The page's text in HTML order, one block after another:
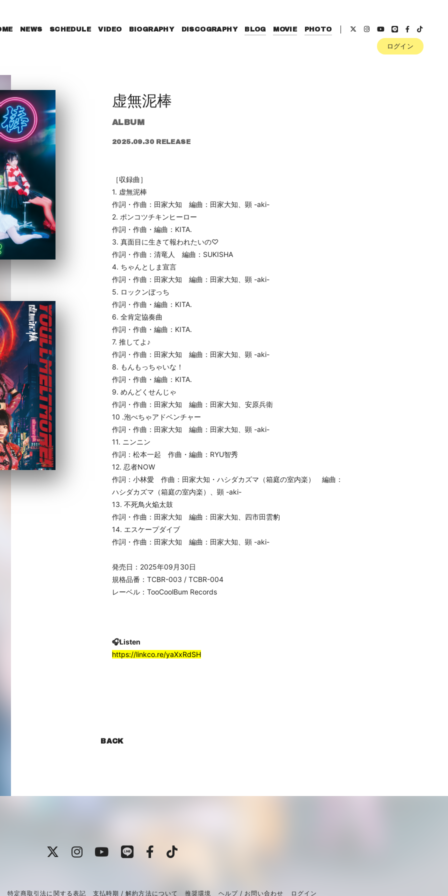
NEWS SCHEDULE VIDEO BIOGRAPHY DISCOGRAPHY BLOG MOVIE PHOTO
ログイン
虚無泥棒
ALBUM
2025.09.30 RELEASE
［収録曲］
1. 虚無泥棒
作詞・作曲：田家大知 編曲：田家大知、顕 -aki-
2. ポンコツチキンヒーロー
作詞・作曲・編曲：KITA.
3. 真面目に生きて報われたいの♡
作詞・作曲：清竜人 編曲：SUKISHA
4. ちゃんとしま宣言
作詞・作曲：田家大知 編曲：田家大知、顕 -aki-
5. ロックンぼっち
作詞・作曲・編曲：KITA.
6. 全肯定協奏曲
作詞・作曲・編曲：KITA.
7. 推してよ♪
作詞・作曲：田家大知 編曲：田家大知、顕 -aki-
8. もんもっちゃいな！
作詞・作曲・編曲：KITA.
9. めんどくせんじゃ
作詞・作曲：田家大知 編曲：田家大知、安原兵衛
10 .泡べちゃアドベンチャー
作詞・作曲：田家大知 編曲：田家大知、顕 -aki-
11. ニンニン
作詞：松本一起 作曲・編曲：RYU智秀
12. 忍者NOW
作詞：小林愛 作曲：田家大知・ハシダカズマ（箱庭の室内楽） 編曲：
ハシダカズマ（箱庭の室内楽）、顕 -aki-
13. 不死鳥火焔太鼓
作詞・作曲：田家大知 編曲：田家大知、四市田雲豹
14. エスケープダイブ
作詞・作曲：田家大知 編曲：田家大知、顕 -aki-
発売日：2025年09月30日
規格品番：TCBR-003 / TCBR-004
レーベル：TooCoolBum Records
🎧Listen
https://linkco.re/yaXxRdSH
BACK
特定商取引法に関する表記 支払時期 / 解約方法について 推奨環境 ヘルプ / お問い合わせ ログイン